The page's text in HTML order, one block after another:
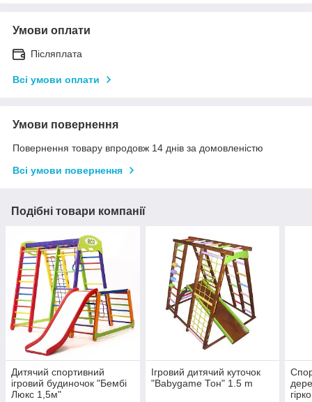
Умови оплати
Післяплата
Всі умови оплати
Умови повернення
Повернення товару впродовж 14 днів за домовленістю
Всі умови повернення
Подібні товари компанії
Дитячий спортивний
ігровий будиночок "Бембі
Люкс 1,5м"
Ігровий дитячий куточок
"Babygame Тон" 1.5 m